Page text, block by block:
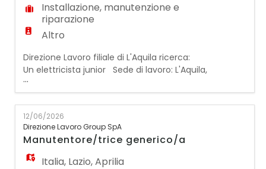
Installazione, manutenzione e
riparazione
Altro
Direzione Lavoro filiale di L'Aquila ricerca:
Un elettricista junior Sede di lavoro: L'Aquila,
provincia dell'Aquila, Teramo e Rieti Per
azienda operante nel settore
dell'impiantistica elettrica civile e industriale
La risorsa sarà inserita all'interno della
squadra tecnica e, dopo un periodo di
affiancamento iniziale, si occuperà dell'
...
12/06/2026
Direzione Lavoro Group SpA
Manutentore/trice generico/a
Italia, Lazio,Aprilia